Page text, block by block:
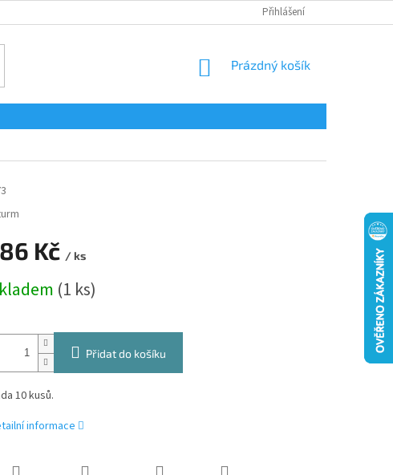
Přihlášení
NÁKUPNÍ
Prázdný košík
Kč / ks
(1 ks)
Přidat do košíku
10 kusů.
informace